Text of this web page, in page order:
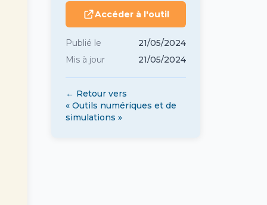
Accéder à l'outil
Publié le
21/05/2024
Mis à jour
21/05/2024
← Retour vers
« Outils numériques et de
simulations »